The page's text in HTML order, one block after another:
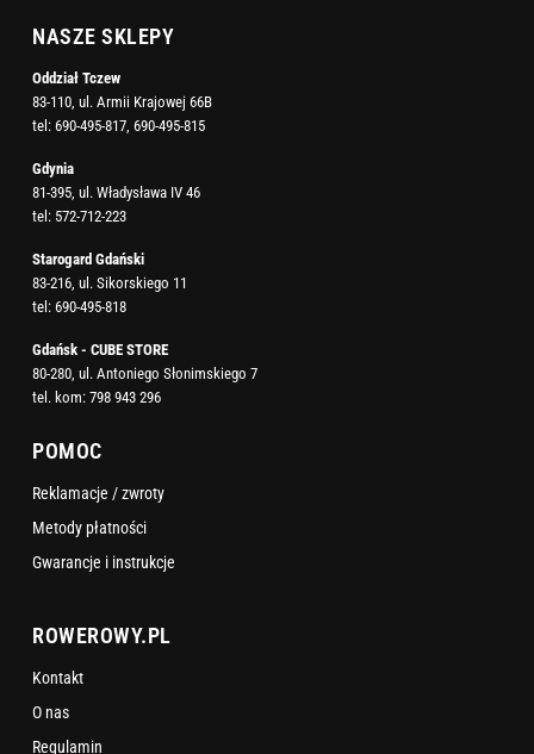
NASZE SKLEPY
Oddział Tczew
83-110, ul. Armii Krajowej 66B
tel: 690-495-817 690-495-815
Gdynia
81-395, ul. Władysława IV 46
tel: 572-712-223
Starogard Gdański
83-216, ul. Sikorskiego 11
tel: 690-495-818
Gdańsk - CUBE STORE
80-280, ul. Antoniego Słonimskiego 7
tel. kom: 798 943 296
POMOC
Reklamacje / zwroty
Metody płatności
Gwarancje i instrukcje
ROWEROWY.PL
Kontakt
O nas
Regulamin